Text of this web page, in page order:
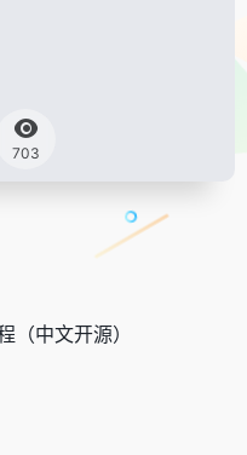
703
中文开源）